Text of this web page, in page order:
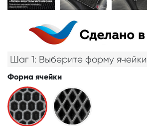
Шаг 1: Выберите форму ячейки
Форма ячейки